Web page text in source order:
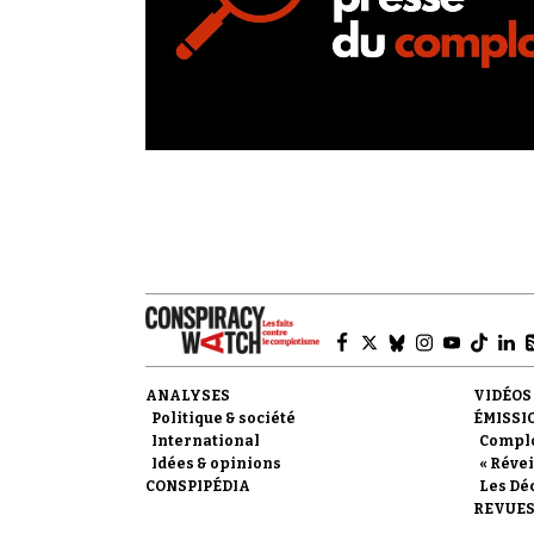
ANALYSES
Politique & société
International
Idées & opinions
CONSPIPÉDIA
VIDÉOS
«
Les